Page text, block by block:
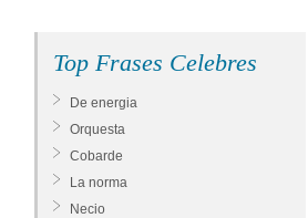
Top Frases Celebres
De energia
Orquesta
Cobarde
La norma
Necio